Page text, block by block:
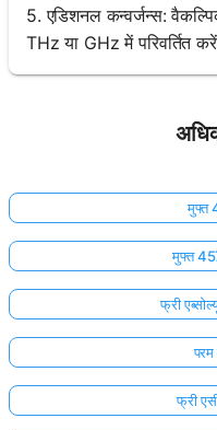
5. एडिशनल कन्वर्जन्स:
THz या GHz में परिवर्तित
मुफ्त
मुफ्त
फ्री
फ्री